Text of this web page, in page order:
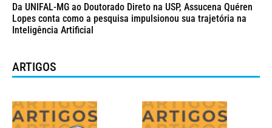
Da UNIFAL-MG ao Doutorado Direto na USP, Assucena Quéren
Lopes conta como a pesquisa impulsionou sua trajetória na
Inteligência Artificial
ARTIGOS